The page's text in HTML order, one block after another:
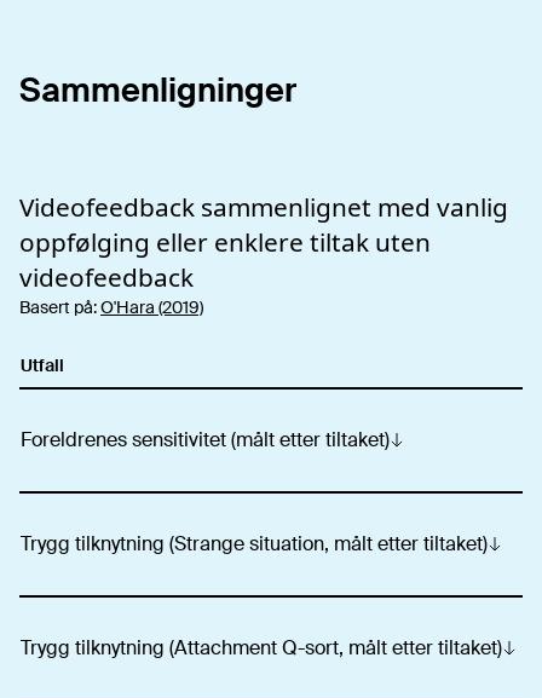
Sammenligninger
Videofeedback sammenlignet med vanlig
oppfølging eller enklere tiltak uten
videofeedback
Basert på:O'Hara (2019)
Utfall
Foreldrenes sensitivitet (målt etter tiltaket)
Trygg tilknytning (Strange situation, målt etter tiltaket)
Trygg tilknytning (Attachment Q-sort, målt etter tiltaket)